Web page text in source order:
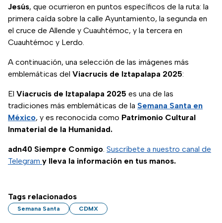
Jesús, que ocurrieron en puntos específicos de la ruta: la
primera caída sobre la calle Ayuntamiento, la segunda en
el cruce de Allende y Cuauhtémoc, y la tercera en
Cuauhtémoc y Lerdo.
A continuación, una selección de las imágenes más
emblemáticas del Viacrucis de Iztapalapa 2025:
El Viacrucis de Iztapalapa 2025 es una de las
tradiciones más emblemáticas de la Semana Santa en
México, y es reconocida como Patrimonio Cultural
Inmaterial de la Humanidad.
adn40 Siempre Conmigo. Suscríbete a nuestro canal de
Telegram y lleva la información en tus manos.
Tags relacionados
Semana Santa CDMX